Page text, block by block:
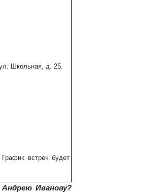
Школьная, д. 25.
встреч будет
Иванову?